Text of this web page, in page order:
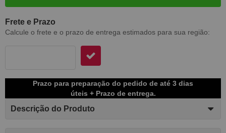
Frete e Prazo
Calcule o frete e o prazo de entrega estimados para sua região:
Prazo para preparação do pedido de até 3 dias
úteis + Prazo de entrega.
Descrição do Produto